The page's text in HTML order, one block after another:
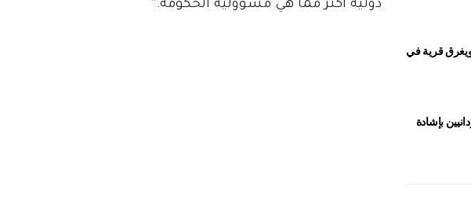
ويغرق قرية في
بإشادة
دولية أكثر مما هي مسؤولية الحكومة.”